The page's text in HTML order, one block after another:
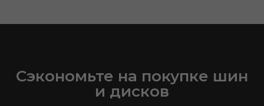
Сэкономьте на покупке шин
и дисков